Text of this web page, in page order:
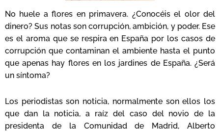
No huele a flores en primavera. ¿Conocéis el olor del
dinero? Sus notas son corrupción, ambición, y poder. Ese
es el aroma que se respira en España por los casos de
corrupción que contaminan el ambiente hasta el punto
que apenas hay flores en los jardines de España. ¿Será
un síntoma?
Los periodistas son noticia, normalmente son ellos los
que dan la noticia, a raíz del caso del novio de la
presidenta de la Comunidad de Madrid, Alberto